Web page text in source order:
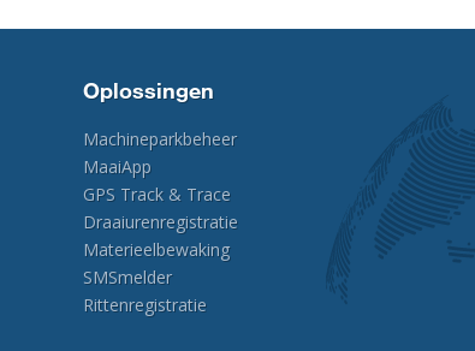
Oplossingen
Machineparkbeheer
MaaiApp
GPS Track & Trace
Draaiurenregistratie
Materieelbewaking
SMSmelder
Rittenregistratie